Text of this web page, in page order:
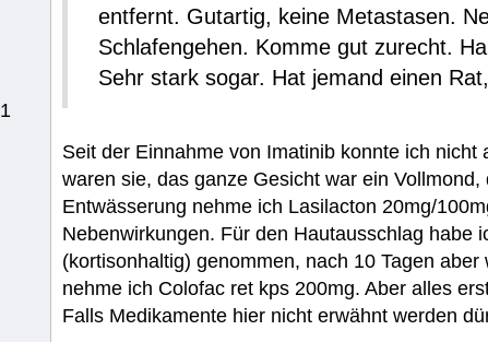
entfernt. Gutartig, keine Metastasen.
Schlafengehen. Komme gut zurecht.
Sehr stark sogar. Hat jemand einen
Seit der Einnahme von Imatinib konnte ich
waren sie, das ganze Gesicht war ein
Entwässerung nehme ich Lasilacton 20mg/
Nebenwirkungen. Für den Hautausschlag habe
(kortisonhaltig) genommen, nach 10 Tagen
nehme ich Colofac ret kps 200mg. Aber alles
Falls Medikamente hier nicht erwähnt werden